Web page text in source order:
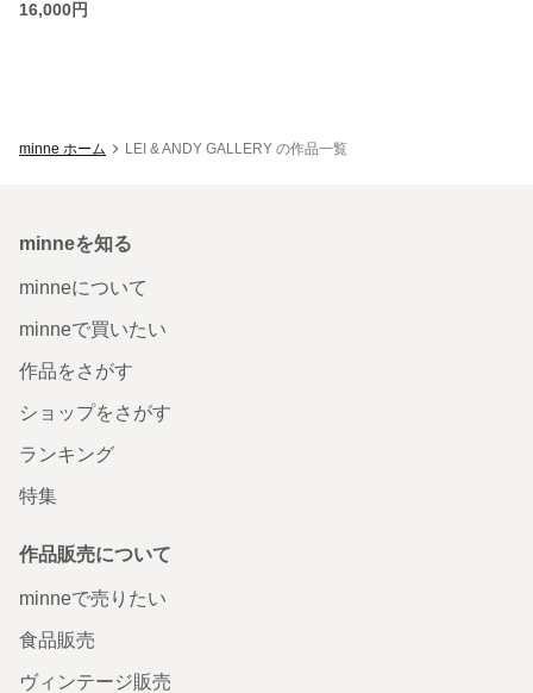
16,000円
minne ホーム LEI & ANDY GALLERY の作品一覧
minneを知る
minneについて
minneで買いたい
作品をさがす
ショップをさがす
ランキング
特集
作品販売について
minneで売りたい
食品販売
ヴィンテージ販売